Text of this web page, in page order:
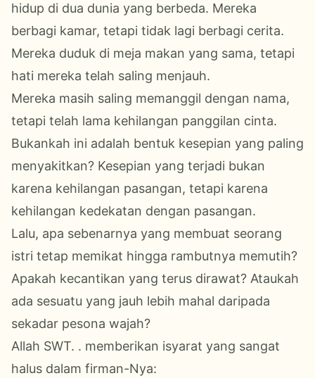
hidup di dua dunia yang berbeda. Mereka
berbagi kamar, tetapi tidak lagi berbagi cerita.
Mereka duduk di meja makan yang sama, tetapi
hati mereka telah saling menjauh.
Mereka masih saling memanggil dengan nama,
tetapi telah lama kehilangan panggilan cinta.
Bukankah ini adalah bentuk kesepian yang paling
menyakitkan? Kesepian yang terjadi bukan
karena kehilangan pasangan, tetapi karena
kehilangan kedekatan dengan pasangan.
Lalu, apa sebenarnya yang membuat seorang
istri tetap memikat hingga rambutnya memutih?
Apakah kecantikan yang terus dirawat? Ataukah
ada sesuatu yang jauh lebih mahal daripada
sekadar pesona wajah?
Allah SWT. . memberikan isyarat yang sangat
halus dalam firman-Nya: